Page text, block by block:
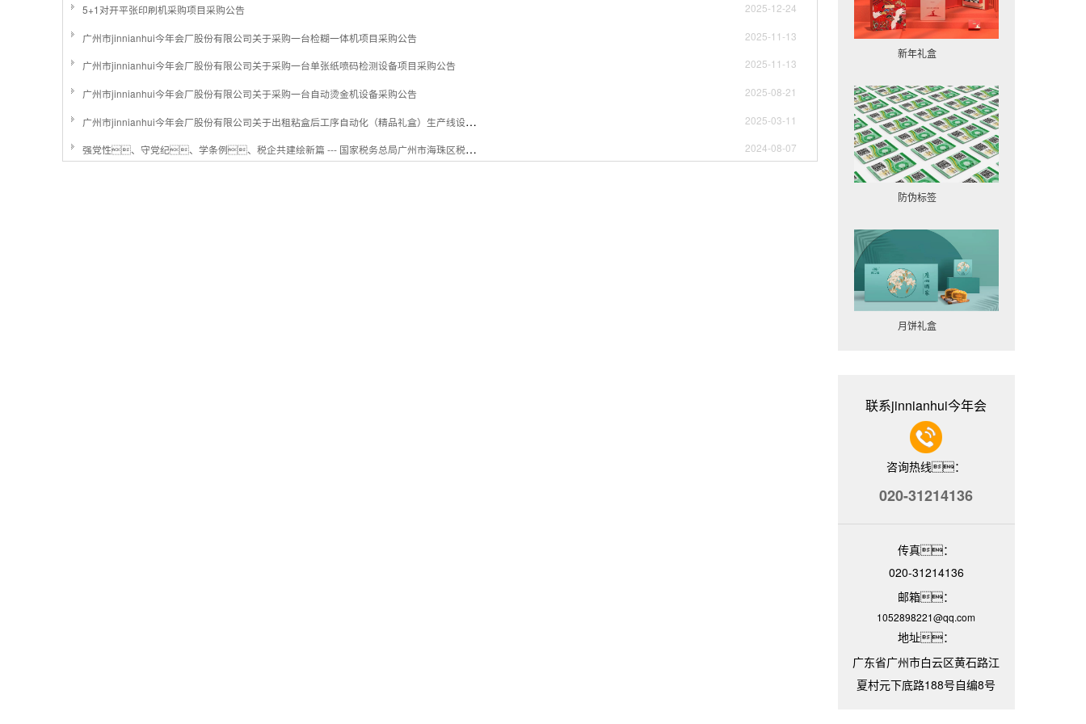
5+1对开平张印刷机采购项目采购公告 2025-12-24
广州市jinnianhui今年会厂股份有限公司关于采购一台检糊一体机项目采购公告 2025-11-13
广州市jinnianhui今年会厂股份有限公司关于采购一台单张纸喷码检测设备项目采购公告 2025-11-13
广州市jinnianhui今年会厂股份有限公司关于采购一台自动烫金机设备采购公告 2025-08-21
广州市jinnianhui今年会厂股份有限公司关于出租粘盒后工序自动化（精品礼盒）生产线设备公告采购公告 2025-03-11
强党性、守党纪、学条例、税企共建绘新篇 --- 国家税务总局广州市海珠区税务局征收管理科党支部、 国家税务总局广州市海珠区税务局信息中心党支部、 广州市jinnianhui今年会厂股份有限公司包装印刷党支部“联学联建联创” 2024-08-07
新年礼盒
防伪标签
月饼礼盒
联系jinnianhui今年会
咨询热线：
020-31214136
传真：
020-31214136
邮箱：
1052898221@qq.com
地址：
广东省广州市白云区黄石路江
夏村元下底路188号自编8号